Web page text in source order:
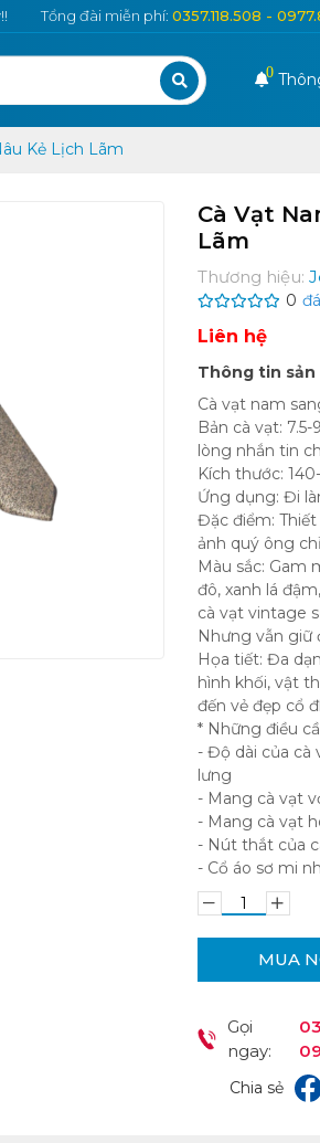
Tổng đài miễn phí: 0357.118.508 -
0
Kẻ Lịch Lãm
Cà Vạt
Lãm
Thương hiệu:
0
Liên hệ
Thông tin sản
Cà vạt nam
Bản cà vạt:
lòng nhắn tin
Kích thước:
Ứng dụng: Đi
Đặc điểm:
ảnh quý ông
Màu sắc: Gam
đô, xanh lá
cà vạt vintage
Nhưng vẫn giữ
Họa tiết: Đa
hình khối, vật
đến vẻ đẹp cổ
* Những điều
- Độ dài của
lưng
- Mang cà vạt
- Mang cà vạt
- Nút thắt của
- Cổ áo sơ mi
MUA
Gọi
ngay:
Chia sẻ